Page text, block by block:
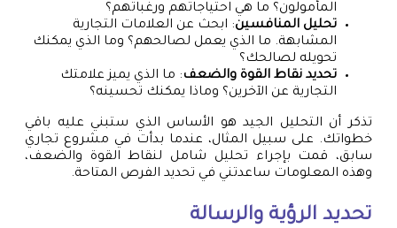
المأمولون؟ ما هي احتياجاتهم ورغباتهم؟
تحليل المنافسين: ابحث عن العلامات التجارية
المشابهة. ما الذي يعمل لصالحهم؟ وما الذي يمكنك
تحويله لصالحك؟
تحديد نقاط القوة والضعف: ما الذي يميز علامتك
التجارية عن الآخرين؟ وماذا يمكنك تحسينه؟
تذكر أن التحليل الجيد هو الأساس الذي ستبني عليه باقي
خطواتك. على سبيل المثال، عندما بدأت في مشروع تجاري
سابق، قمت بإجراء تحليل شامل لنقاط القوة والضعف،
وهذه المعلومات ساعدتني في تحديد الفرص المتاحة.
تحديد الرؤية والرسالة